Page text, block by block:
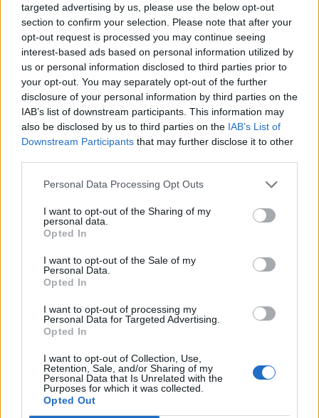
targeted advertising by us, please use the below opt-out
section to confirm your selection. Please note that after your
opt-out request is processed you may continue seeing
interest-based ads based on personal information utilized by
us or personal information disclosed to third parties prior to
your opt-out. You may separately opt-out of the further
disclosure of your personal information by third parties on the
IAB’s list of downstream participants. This information may
also be disclosed by us to third parties on the IAB’s List of
Downstream Participants that may further disclose it to other
Personal Data Processing Opt Outs
I want to opt-out of the Sharing of my
personal data.
Opted In
I want to opt-out of the Sale of my
Personal Data.
Opted In
I want to opt-out of processing my
Personal Data for Targeted Advertising.
Opted In
I want to opt-out of Collection, Use,
Retention, Sale, and/or Sharing of my
Personal Data that Is Unrelated with the
Purposes for which it was collected.
Opted Out
Hat hónap alatt egy egész juhnyáj